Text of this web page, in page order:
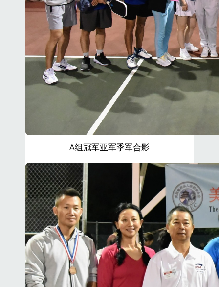
A组冠军亚军季军合影